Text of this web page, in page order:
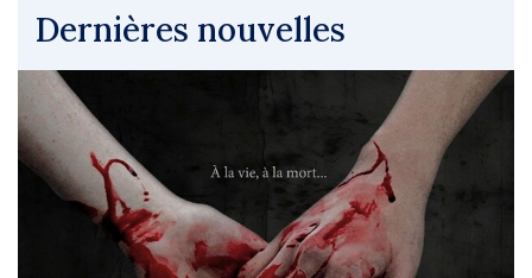
Dernières nouvelles